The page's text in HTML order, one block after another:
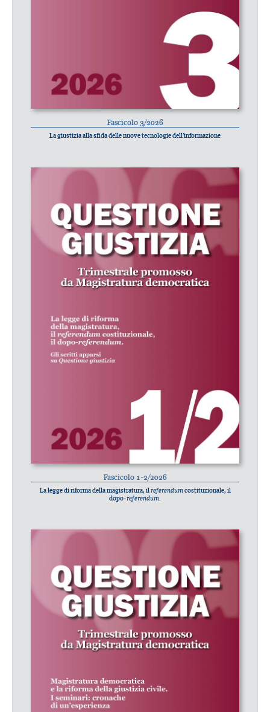
Fascicolo 3/2026
La giustizia alla sfida delle nuove tecnologie dell’informazione
Fascicolo 1-2/2026
La legge di riforma della magistratura, ilreferendumcostituzionale, il
dopo-referendum.